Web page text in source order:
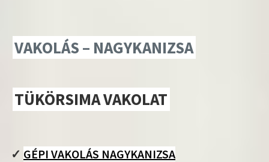
VAKOLÁS – NAGYKANIZSA
TÜKÖRSIMA VAKOLAT
✓ GÉPI VAKOLÁS NAGYKANIZSA